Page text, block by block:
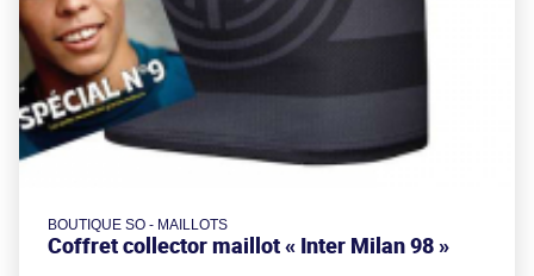
BOUTIQUE SO - MAILLOTS
Coffret collector maillot « Inter Milan 98 »